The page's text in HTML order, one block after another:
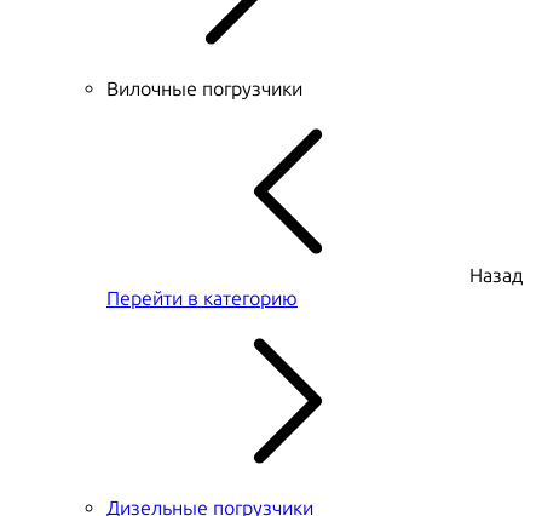
Вилочные погрузчики
Назад
Перейти в категорию
Дизельные погрузчики